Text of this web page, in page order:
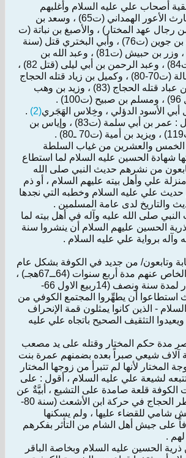
أصحاب علي عليه السلام وأغلبهم
كوفيون أمثال : الحارث الأعور الهمداني (ت65) ، وسعد بن
رجال عهد المختار) ، والأصبغ بن نباتة (ت
بعد سنة70) ، وحبة بن جوين (ت76) ، وأبي البختري قتل (سنة
82) ، زاذان (ت82) ، وزر بن حبيش (ت81) ، وعبد الله بن
الحارث بن نوفل (ت84) ، وعبد الرحمن بن أبي ليلى (قتل 82) ،
وفضالة بن أبي فضالة (ت70-80) ، وكميل بن زياد قتله الحجاج
سنة(82) ، وقيس بن عباد قتله الحجاج (83) ، وزيد بن وهب
الأسود الدؤلي ، وخِلاس الهَجَري(2)
.
ومنهم مدنيون أمثال : عمر بن أبي سلمة (ت83) ، وإياس بن
.
الخمس والعشرين من غياب السلطة
شهادة الحسين عليه السلام لما استطاع
من نشرهم حديث النبي صلى الله
علي وأهل بيته عليهم السلام ، أو ذم
حديث علي عليه السلام وخطبه التي نجدها
والتاريخ لدى عامة المسلمين .
النبي صلى الله عليه وآله في أهل بيته لما
الحسين عليهم السلام أن ينشروا سنة
وآله برواية علي عليه السلام .
وتابعون/ من جديد في الكوفة بشكل عام
حين ارتفع الضغط الخاص عنهم مدة أربع سنوات (64ــ67هجـ) ،
وبخاصة أيام المختار لمدة سنة ونصف (14ربيع الاول 66-
67) حيث استطاعوا أن يطهِّروا المجتمع الكوفي من
- الذين كانوا يمثلون قمة الإنحراف
التثقيف الصحيح باتجاه علي عليه
مدة حكم المختار وقتله على يد مصعب
آلاف شيعي صبراً بعده بضمنهم عمرة بنت
المختار لأنها لم تتبرأ من زوجها المختار
لشيعة علي عليه السلام ، أقول : على
الكوفة قلعة صامدة على التشيع ، أبيَّةٌ عن
الترويض ، مما اضطر الحجاج في حركة ابن الأشعث (سنة 80-
شامي للقضاء عليها ، ولم يسكنها
على جيش أهل الشام من التأثر بفكرهم
.
الحسين عليه السلام وبخاصة الباقر